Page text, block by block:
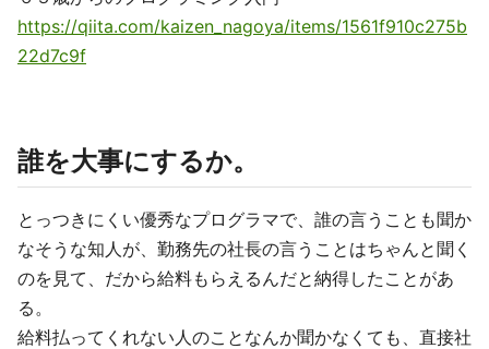
https://qiita.com/kaizen_nagoya/items/1561f910c275b
22d7c9f
誰を大事にするか。
とっつきにくい優秀なプログラマで、誰の言うことも聞か
なそうな知人が、勤務先の社長の言うことはちゃんと聞く
のを見て、だから給料もらえるんだと納得したことがあ
る。
給料払ってくれない人のことなんか聞かなくても、直接社